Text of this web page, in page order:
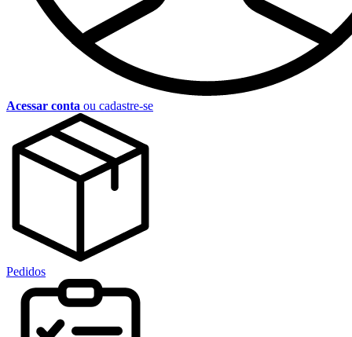
Acessar conta ou cadastre-se
Pedidos